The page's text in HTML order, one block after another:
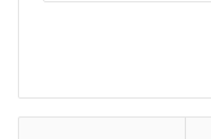
فروشگاه ساعت ایراتک
نمائی